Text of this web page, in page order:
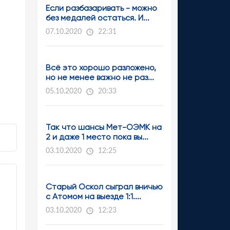
Если разбазаривать - можно
без медалей остаться. И...
07.10.2020 22:31
Всё это хорошо разложено,
но не менее важно не раз...
05.10.2020 20:33
Так что шансы Мет-ОЭМК на
2 и даже 1 место пока вы...
03.10.2020 12:25
Старый Оскол сыграл вничью
с Атомом на выезде 1:1....
03.10.2020 12:23